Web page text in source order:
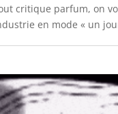
critique parfum, on
en mode « un